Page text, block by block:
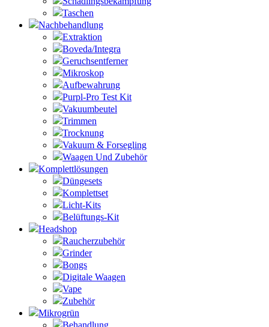
Taschen
Nachbehandlung
Extraktion
Boveda/Integra
Geruchsentferner
Mikroskop
Aufbewahrung
Purpl-Pro Test Kit
Vakuumbeutel
Trimmen
Trocknung
Vakuum & Forsegling
Waagen Und Zubehör
Komplettlösungen
Düngesets
Komplettset
Licht-Kits
Belüftungs-Kit
Headshop
Raucherzubehör
Grinder
Bongs
Digitale Waagen
Vape
Zubehör
Mikrogrün
Behandlung